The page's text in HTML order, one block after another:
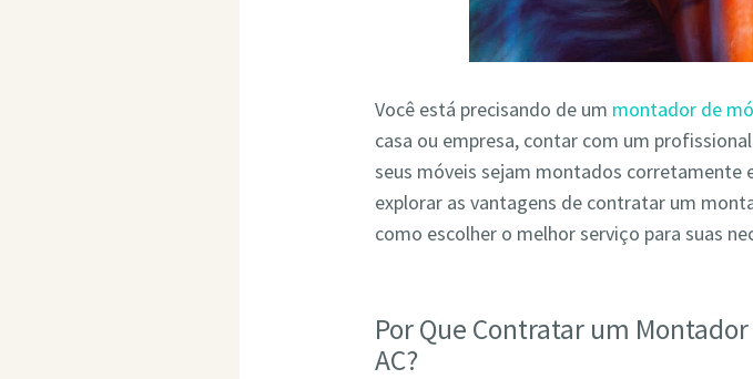
Você está precisando de um montador de
casa ou empresa, contar com um
seus móveis sejam montados corretamente
explorar as vantagens de contratar um
como escolher o melhor serviço para suas
Por Que Contratar um
AC?